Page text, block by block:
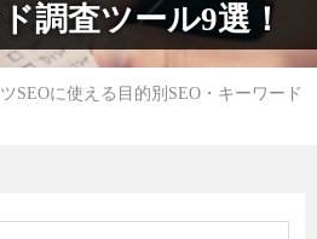
調査ツール9選！
SEOに使える目的別SEO・キーワード